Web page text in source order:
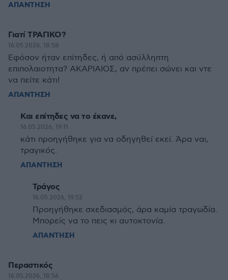
ΑΠΑΝΤΗΣΗ
Γιατί ΤΡΑΓΙΚΟ?
16.05.2026, 18:58
Εφόσον ήταν επίτηδες, ή από ασύλληπτη
επιπολαιοτητα? ΑΚΑΡΙΑΙΟΣ, αν πρέπει σώνει και ντε
να πείτε κάτι!
ΑΠΑΝΤΗΣΗ
Και επίτηδες να το έκανε,
16.05.2026, 19:11
κάτι προηγήθηκε για να οδηγηθεί εκεί. Άρα ναι,
τραγικός.
ΑΠΑΝΤΗΣΗ
Τράγος
16.05.2026, 19:52
Προηγήθηκε σχεδιασμός, άρα καμία τραγωδία.
Μπορείς να το πεις κι αυτοκτονία.
ΑΠΑΝΤΗΣΗ
Περαστικός
16.05.2026, 18:56